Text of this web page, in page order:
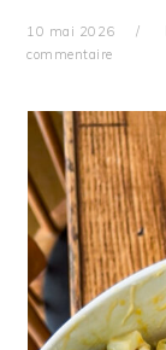
10 mai 2026
commentaire